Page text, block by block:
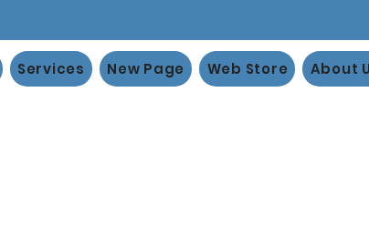
Services New Page Web Store About